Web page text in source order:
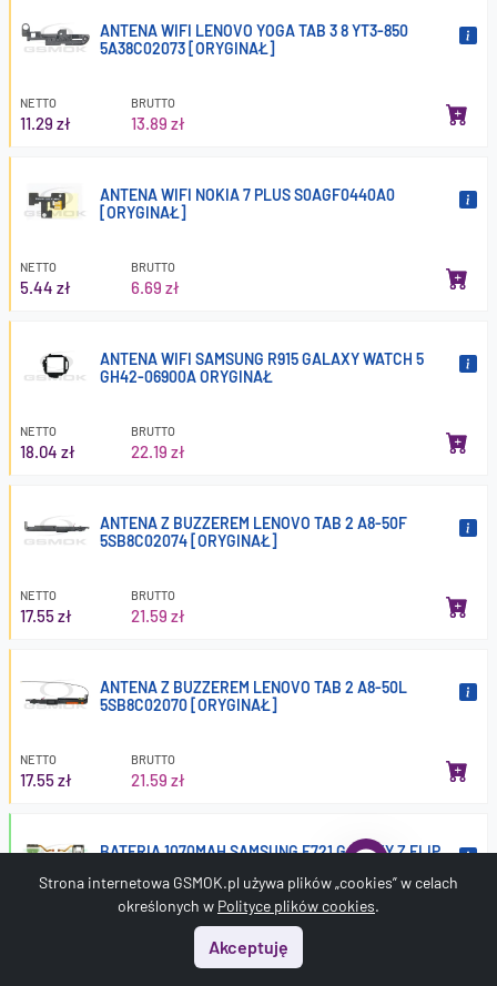
Szukaj
ANTENA WIFI LENOVO YOGA TAB 3 8 YT3-850
5A38C02073 [ORYGINAŁ]
NETTO
11.29 zł
BRUTTO
13.89 zł
ANTENA WIFI NOKIA 7 PLUS S0AGF0440A0
[ORYGINAŁ]
NETTO
5.44 zł
BRUTTO
6.69 zł
ANTENA WIFI SAMSUNG R915 GALAXY WATCH 5
GH42-06900A ORYGINAŁ
NETTO
18.04 zł
BRUTTO
22.19 zł
ANTENA Z BUZZEREM LENOVO TAB 2 A8-50F
5SB8C02074 [ORYGINAŁ]
NETTO
17.55 zł
BRUTTO
21.59 zł
ANTENA Z BUZZEREM LENOVO TAB 2 A8-50L
5SB8C02070 [ORYGINAŁ]
NETTO
17.55 zł
BRUTTO
21.59 zł
BATERIA 1070MAH SAMSUNG F721 GALAXY Z FLIP
Strona internetowa GSMOK.pl używa plików „cookies” w celach
określonych w Polityce plików cookies.
Akceptuję